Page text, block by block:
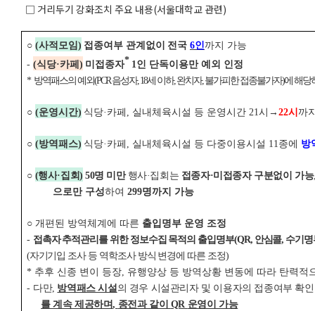
□ 거리두기 강화조치 주요 내용(서울대학교 관련)
○ (사적모임 ) 접종여부 관계없이 전국 6인까지 가능
- (식당·카페 ) 미접종자* 1인 단독이용만 예외 인정
* 방역패스의 예외(PCR음성자, 18세 이하,완치자,불가피한 접종불가자)에 해당
○ (운영시간) 식당· 카페 , 실내체육시설 등 운영시간 21시 → 22시 까
○ (방역패스) 식당· 카페 , 실내체육시설 등 다중이용시설 11종에 방
○ (행사·집회) 50명 미만 행사·집회는 접종자·미접종자 구분없이 가능
으로만 구성하여 299명까지 가능
○ 개편된 방역체계에 따른 출입명부 운영 조정
- 접촉자 추적관리를 위한 정보수집 목적의 출입명부(QR, 안심콜, 수기명
(자기기입 조사 등 역학조사 방식 변경에 따른 조정)
* 추후 신종 변이 등장, 유행양상 등 방역상황 변동에 따라 탄력적
- 다만, 방역패스 시설의 경우 시설관리자 및 이용자의 접종여부 확인
를 계속 제공하며, 종전과 같이 QR 운영이 가능